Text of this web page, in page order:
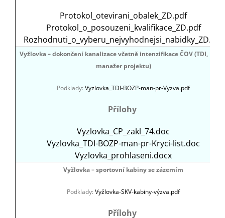
Protokol_otevirani_obalek_ZD.pdf
Protokol_o_posouzeni_kvalifikace_ZD.pdf
Rozhodnuti_o_vyberu_nejvyhodnejsi_nabidky_ZD.pdf
Vyžlovka – dokončení kanalizace včetně intenzifikace ČOV (TDI,
manažer projektu)
Podklady:Vyzlovka_TDI-BOZP-man-pr-Vyzva.pdf
Přílohy
Vyzlovka_CP_zakl_74.doc
Vyzlovka_TDI-BOZP-man-pr-Kryci-list.doc
Vyzlovka_prohlaseni.docx
Vyžlovka – sportovní kabiny se zázemím
Podklady:Vyžlovka-SKV-kabiny-výzva.pdf
Přílohy